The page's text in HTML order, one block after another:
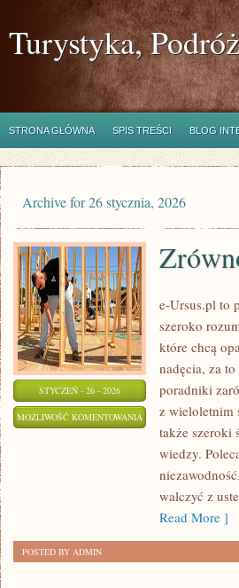
Turystyka,
STRONA GŁÓWNA SPIS TREŚCI BLOG
Archive for 26 stycznia, 2026
STYCZEŃ - 26 - 2026
MOŻLIWOŚĆ KOMENTOWANIA ZRÓWNOWAŻONE
ROLNICTWO
e-Ursus.pl to
szeroko
które chcą
nadęcia, za
poradniki
z wieloletnim
także szeroki
wiedzy.
walczyć z
Read More ]
POSTED BY ADMIN